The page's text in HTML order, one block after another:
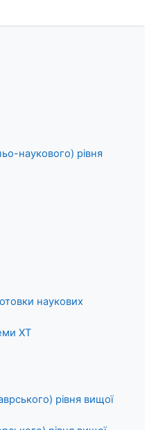
наукового) рівня
наукових
ХТ
рівня вищої